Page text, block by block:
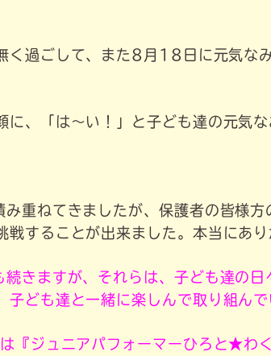
く過ごして、また8月18日に元気な
に、「は～い！」と子ども達の元気
重ねてきましたが、保護者の皆様方
戦することが出来ました。本当にあり
きますが、それらは、子ども達の日
子ども達と一緒に楽しんで取り組んで
『ジュニアパフォーマーひろと★わく